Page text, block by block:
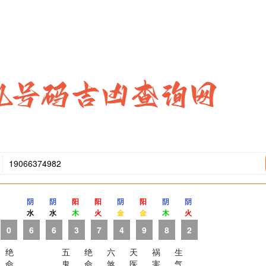
0
阴
水
6
阴
水
6
绝
命
阳
木
3
五
鬼
阳
火
7
绝
命
阴
金
4
六
煞
阳
金
9
天
医
阴
木
8
祸
害
阴
火
2
生
气